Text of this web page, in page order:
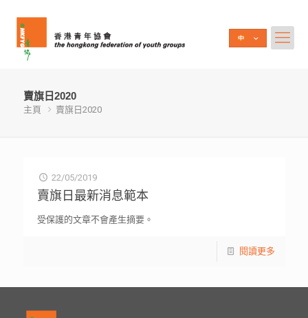
賣旗日2020
主頁 賣旗日2020
22/05/2019
賣旗日最新消息範本
受保護的文章不會產生摘要。
閱讀更多